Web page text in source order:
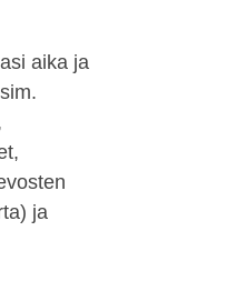
aika ja
ja